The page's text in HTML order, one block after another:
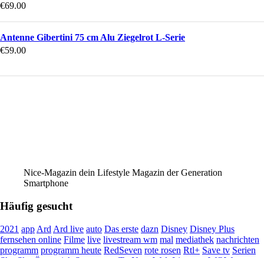
€69.00
Antenne Gibertini 75 cm Alu Ziegelrot L-Serie
€59.00
Nice-Magazin dein Lifestyle Magazin der Generation
Smartphone
Häufig gesucht
2021 app Ard Ard live auto Das erste dazn Disney Disney Plus
fernsehen online Filme live livestream wm mal mediathek nachrichten
programm programm heute RedSeven rote rosen Rtl+ Save tv Serien